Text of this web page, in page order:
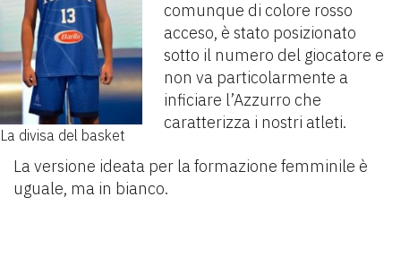
La divisa del basket
comunque di colore rosso
acceso, è stato posizionato
sotto il numero del giocatore e
non va particolarmente a
inficiare l’Azzurro che
caratterizza i nostri atleti.
La versione ideata per la formazione femminile è
uguale, ma in bianco.